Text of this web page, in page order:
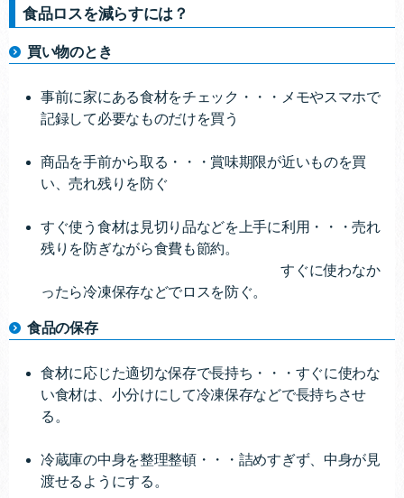
食品ロスを減らすには？
買い物のとき
事前に家にある食材をチェック・・・メモやスマホで
記録して必要なものだけを買う
商品を手前から取る・・・賞味期限が近いものを買
い、売れ残りを防ぐ
すぐ使う食材は見切り品などを上手に利用・・・売れ
残りを防ぎながら食費も節約。
すぐに使わなか
ったら冷凍保存などでロスを防ぐ。
食品の保存
食材に応じた適切な保存で長持ち・・・すぐに使わな
い食材は、小分けにして冷凍保存などで長持ちさせ
る。
冷蔵庫の中身を整理整頓・・・詰めすぎず、中身が見
渡せるようにする。